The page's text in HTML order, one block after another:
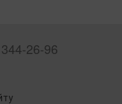
26-96